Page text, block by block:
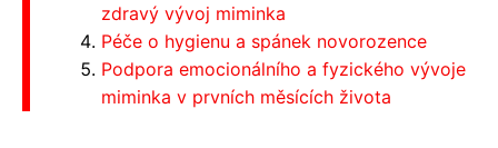
zdravý vývoj miminka
Péče o hygienu a spánek novorozence
Podpora emocionálního a fyzického vývoje
miminka v prvních měsících života